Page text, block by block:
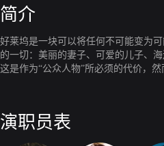
简介
好莱坞是一块可以将任何不可能变为
的一切：美丽的妻子、可爱的儿子、
这是作为“公众人物”所必须的代价，
岁的扎克则陷入了深度昏迷……洛杉矶
演职员表